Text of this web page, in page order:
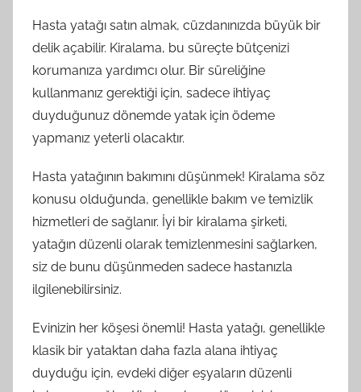
Hasta yatağı satın almak, cüzdanınızda büyük bir
delik açabilir. Kiralama, bu süreçte bütçenizi
korumanıza yardımcı olur. Bir süreliğine
kullanmanız gerektiği için, sadece ihtiyaç
duyduğunuz dönemde yatak için ödeme
yapmanız yeterli olacaktır.
Hasta yatağının bakımını düşünmek! Kiralama söz
konusu olduğunda, genellikle bakım ve temizlik
hizmetleri de sağlanır. İyi bir kiralama şirketi,
yatağın düzenli olarak temizlenmesini sağlarken,
siz de bunu düşünmeden sadece hastanızla
ilgilenebilirsiniz.
Evinizin her köşesi önemli! Hasta yatağı, genellikle
klasik bir yataktan daha fazla alana ihtiyaç
duyduğu için, evdeki diğer eşyaların düzenli